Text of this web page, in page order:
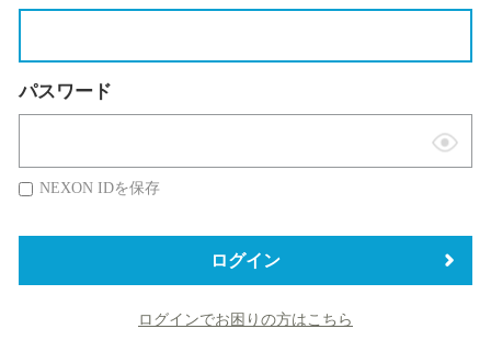
パスワード
表
替
NEXON IDを保存
ログイン
ログインでお困りの方はこちら